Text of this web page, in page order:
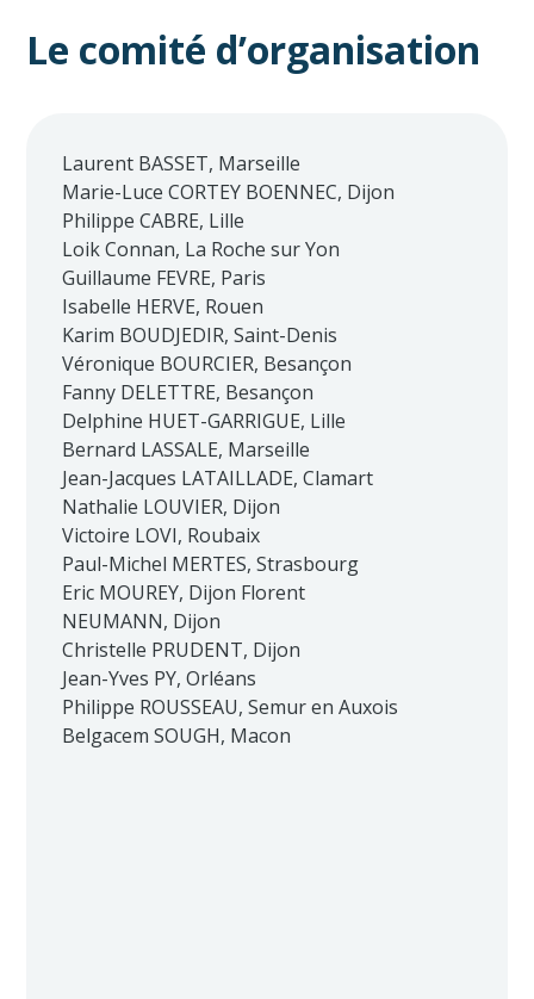
Le comité d’organisation
Laurent BASSET, Marseille
Marie-Luce CORTEY BOENNEC, Dijon
Philippe CABRE, Lille
Loik Connan, La Roche sur Yon
Guillaume FEVRE, Paris
Isabelle HERVE, Rouen
Karim BOUDJEDIR, Saint-Denis
Véronique BOURCIER, Besançon
Fanny DELETTRE, Besançon
Delphine HUET-GARRIGUE, Lille
Bernard LASSALE, Marseille
Jean-Jacques LATAILLADE, Clamart
Nathalie LOUVIER, Dijon
Victoire LOVI, Roubaix
Paul-Michel MERTES, Strasbourg
Eric MOUREY, Dijon Florent
NEUMANN, Dijon
Christelle PRUDENT, Dijon
Jean-Yves PY, Orléans
Philippe ROUSSEAU, Semur en Auxois
Belgacem SOUGH, Macon